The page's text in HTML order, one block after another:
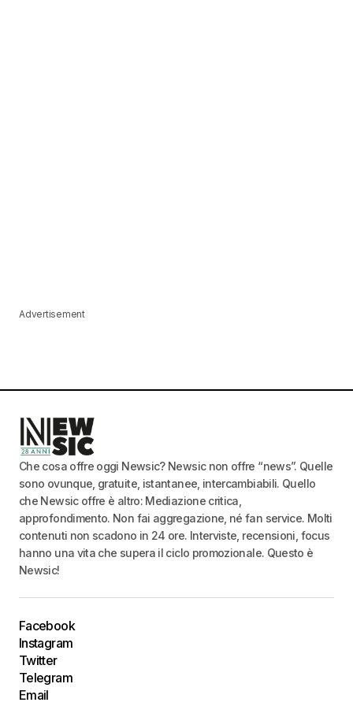
Advertisement
Che cosa offre oggi Newsic? Newsic non offre “news”. Quelle
sono ovunque, gratuite, istantanee, intercambiabili. Quello
che Newsic offre è altro: Mediazione critica,
approfondimento. Non fai aggregazione, né fan service. Molti
contenuti non scadono in 24 ore. Interviste, recensioni, focus
hanno una vita che supera il ciclo promozionale. Questo è
Newsic!
Facebook
Instagram
Twitter
Telegram
Email